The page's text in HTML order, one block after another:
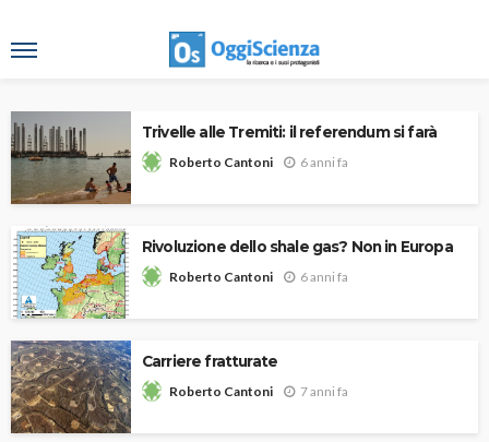
Trivelle alle Tremiti: il referendum si farà
Roberto Cantoni 6 anni fa
Rivoluzione dello shale gas? Non in Europa
Roberto Cantoni 6 anni fa
Carriere fratturate
Roberto Cantoni 7 anni fa